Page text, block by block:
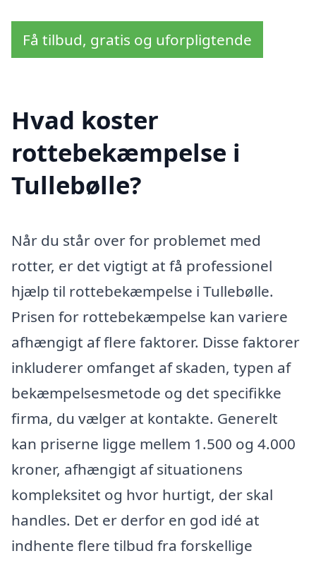
Få tilbud, gratis og uforpligtende
Hvad koster
rottebekæmpelse i
Tullebølle?
Når du står over for problemet med
rotter, er det vigtigt at få professionel
hjælp til rottebekæmpelse i Tullebølle.
Prisen for rottebekæmpelse kan variere
afhængigt af flere faktorer. Disse faktorer
inkluderer omfanget af skaden, typen af
bekæmpelsesmetode og det specifikke
firma, du vælger at kontakte. Generelt
kan priserne ligge mellem 1.500 og 4.000
kroner, afhængigt af situationens
kompleksitet og hvor hurtigt, der skal
handles. Det er derfor en god idé at
indhente flere tilbud fra forskellige